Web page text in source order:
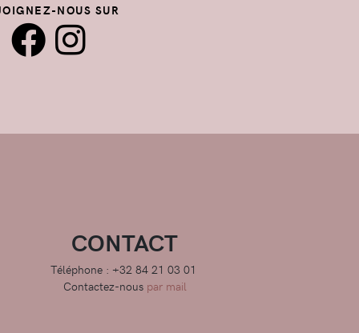
NOUS SUR
CONTACT
Téléphone : +32 84 21 03 01
Contactez-nous par mail